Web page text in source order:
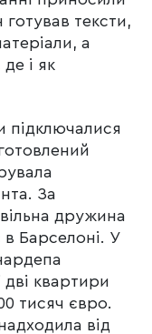
тексти,
а
і як
підключалися
За
дружина
в Барселоні. У
дві квартири
тисяч євро.
від